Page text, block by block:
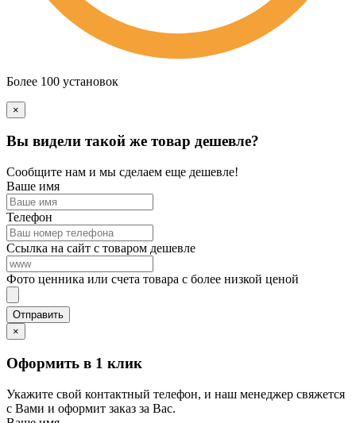
Более 100 установок
×
Вы видели такой же товар дешевле?
Сообщите нам и мы сделаем еще дешевле!
Ваше имя
Телефон
Ссылка на сайт с товаром дешевле
Фото ценника или счета товара с более низкой ценой
×
Оформить в 1 клик
Укажите свой контактный телефон, и наш менеджер свяжется
с Вами и оформит заказ за Вас.